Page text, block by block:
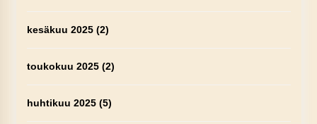
kesäkuu 2025(2)
toukokuu 2025(2)
huhtikuu 2025(5)